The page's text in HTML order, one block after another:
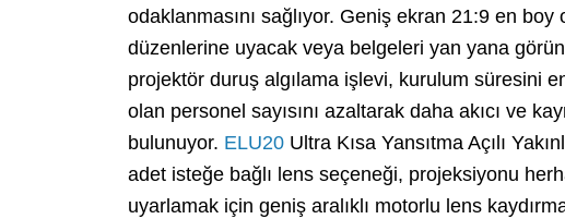
odaklanmasını sağlıyor. Geniş ekran 21:9 en
düzenlerine uyacak veya belgeleri yan yana
projektör duruş algılama işlevi, kurulum süresini
olan personel sayısını azaltarak daha akıcı ve
bulunuyor. ELU20 Ultra Kısa Yansıtma Açılı
adet isteğe bağlı lens seçeneği, projeksiyonu
uyarlamak için geniş aralıklı motorlu lens